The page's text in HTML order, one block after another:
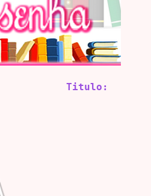
Titulo: